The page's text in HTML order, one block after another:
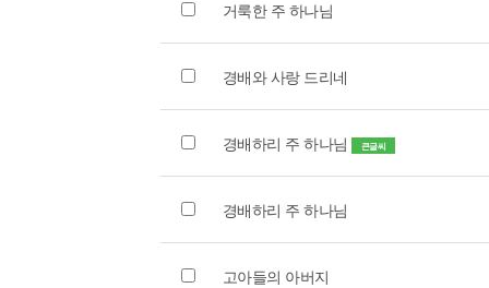
거룩한 주 하나님
경배와 사랑 드리네
경배하리 주 하나님 큰글씨
경배하리 주 하나님
고아들의 아버지